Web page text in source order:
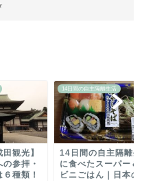
離生活中
＆コン
のお...
14日間の自主隔離生活
コロナ禍の前と後｜
後の日本は、まだ海
行の続きをしている